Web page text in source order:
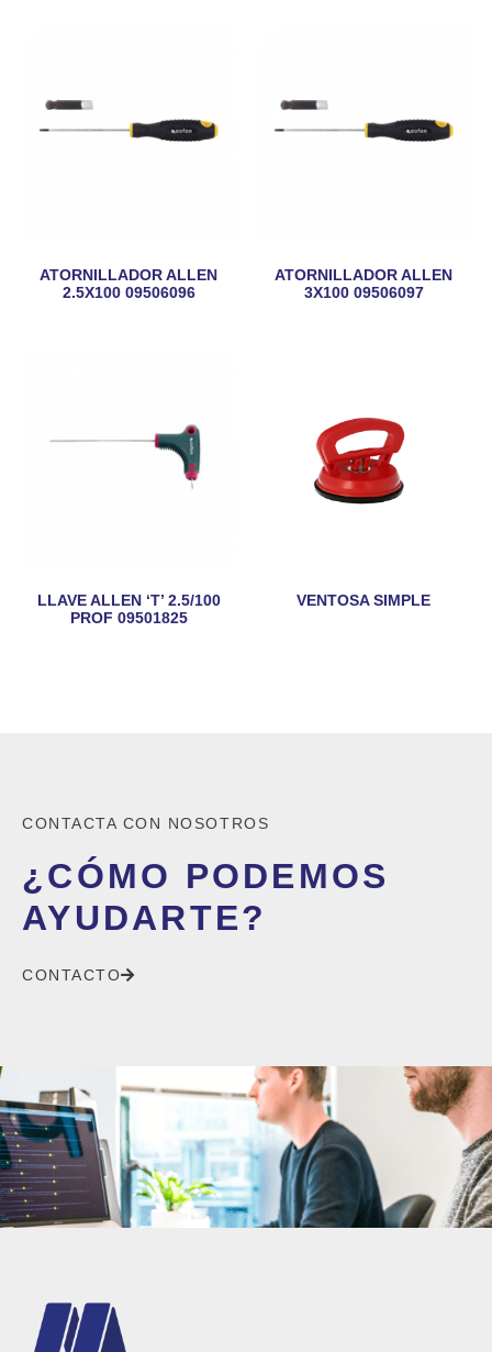
ATORNILLADOR ALLEN
2.5X100 09506096
ATORNILLADOR ALLEN
3X100 09506097
LLAVE ALLEN ‘T’ 2.5/100
PROF 09501825
VENTOSA SIMPLE
CONTACTA CON NOSOTROS
¿CÓMO PODEMOS
AYUDARTE?
CONTACTO